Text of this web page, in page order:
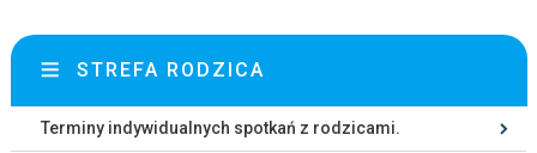
STREFA RODZICA
Terminy indywidualnych spotkań z rodzicami.